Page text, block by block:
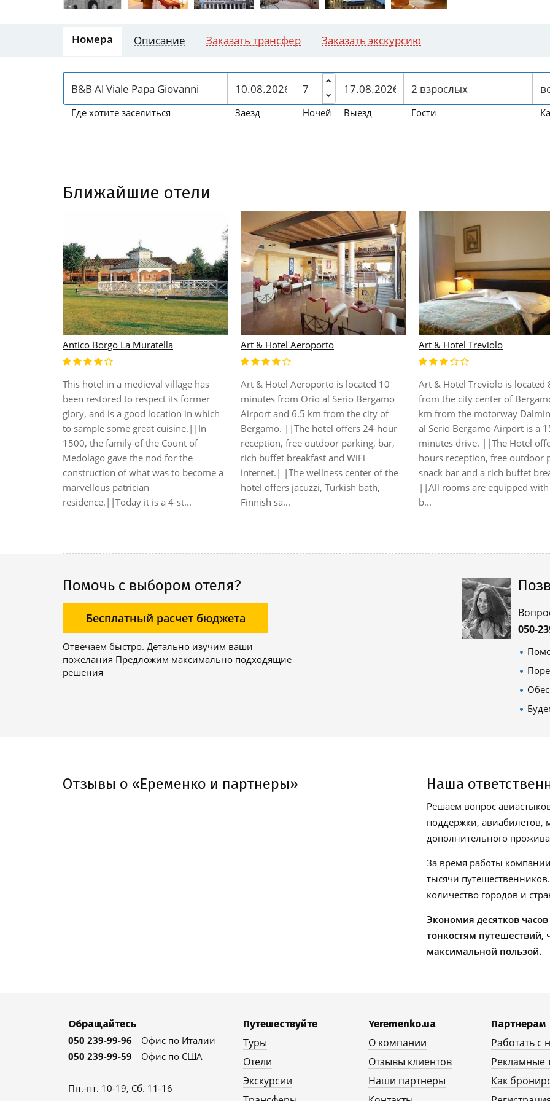
Номера Описание Заказать трансфер Заказать экскурсию
Где хотите заселиться Заезд Ночей Выезд Гости
Ближайшие отели
57 Reshotel
Conveniently connected to the airport,
this hotel is in Orio al Serio, close to
Oriocenter, Fiera Campionaria di
Bergamo, and Centro Congressi
Giovanni XXIII. Additional attractions
near the property include Largo Porta
Nuova and Piazza Matteotti.Guests will
be spoiled for choice, as far as dinin...
Airport Hotel
This modern hotel enjoys a great
location in Bagnatica, lying just a short
distance away from the airport. The
hotel offers a great option for business
and leisure travellers alike, as well as
those seeking restful slumber before
or after a flight. The hotel is situated
within easy access of a nu...
Al Biancospino S.N.C
Our family comes from
activity in the textile sector
love with the land of Bergamo,
to transform their home for
holidays to a B&B.|Located in
heart of Valgandino 700
altitude, the B&B has a great
|All rooms are equipped with
bathr...
Помочь с выбором отеля?
Бесплатный расчет бюджета
Отвечаем быстро. Детально изучим ваши
пожелания Предложим максимально подходящие
решения
050-
Отзывы о «Еременко и партнеры» Наша
Решаем вопрос
поддержки, авиабилетов,
дополнительного
За время работы
тысячи
количество городов и
Экономия десятков
тонкостям
максимальной пользой.
Обращайтесь
050 239-99-96
Офис по Италии
050 239-99-59
Офис по США
Пн.-пт. 10-19, Сб. 11-16
Путешествуйте
Туры
Отели
Экскурсии
Yeremenko.ua
О компании
Отзывы клиентов
Наши партнеры
Партнерам
Работать с
Рекламные
Как